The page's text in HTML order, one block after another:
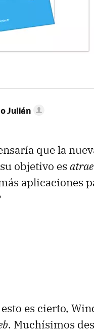
Julián
que la
objetivo es
aplicaciones
es cierto,
. Muchísimos